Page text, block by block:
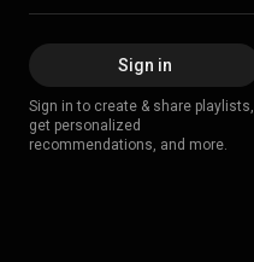
Sign in
Sign in to create & share playlists,
get personalized
recommendations, and more.